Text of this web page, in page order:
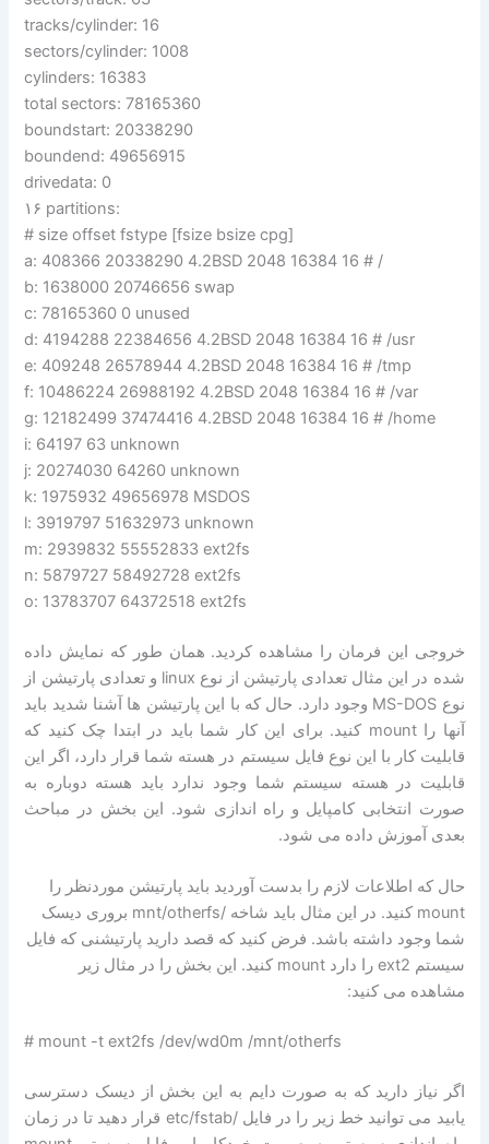
tracks/cylinder: 16
sectors/cylinder: 1008
cylinders: 16383
total sectors: 78165360
boundstart: 20338290
boundend: 49656915
drivedata: 0
۱۶ partitions:
# size offset fstype [fsize bsize cpg]
a: 408366 20338290 4.2BSD 2048 16384 16 # /
b: 1638000 20746656 swap
c: 78165360 0 unused
d: 4194288 22384656 4.2BSD 2048 16384 16 # /usr
e: 409248 26578944 4.2BSD 2048 16384 16 # /tmp
f: 10486224 26988192 4.2BSD 2048 16384 16 # /var
g: 12182499 37474416 4.2BSD 2048 16384 16 # /home
i: 64197 63 unknown
j: 20274030 64260 unknown
k: 1975932 49656978 MSDOS
l: 3919797 51632973 unknown
m: 2939832 55552833 ext2fs
n: 5879727 58492728 ext2fs
o: 13783707 64372518 ext2fs
خروجی این فرمان را مشاهده کردید. همان طور که نمایش داده
شده در این مثال تعدادی پارتیشن از نوع linux و تعدادی پارتیشن از
نوع MS-DOS وجود دارد. حال که با این پارتیشن ها آشنا شدید باید
آنها را mount کنید. برای این کار شما باید در ابتدا چک کنید که
قابلیت کار با این نوع فایل سیستم در هسته شما قرار دارد، اگر این
قابلیت در هسته سیستم شما وجود ندارد باید هسته دوباره به
صورت انتخابی کامپایل و راه اندازی شود. این بخش در مباحث
بعدی آموزش داده می شود.
حال که اطلاعات لازم را بدست آوردید باید پارتیشن موردنظر را
mount کنید. در این مثال باید شاخه /mnt/otherfs بروری دیسک
شما وجود داشته باشد. فرض کنید که قصد دارید پارتیشنی که فایل
سیستم ext2 را دارد mount کنید. این بخش را در مثال زیر
مشاهده می کنید:
# mount -t ext2fs /dev/wd0m /mnt/otherfs
اگر نیاز دارید که به صورت دایم به این بخش از دیسک دسترسی
یابید می توانید خط زیر را در فایل /etc/fstab قرار دهید تا در زمان